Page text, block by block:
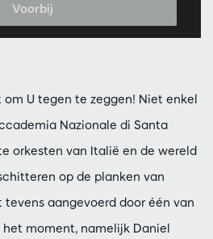
Voorbij
U tegen te zeggen! Niet enkel
Nazionale di Santa
orkesten van Italië en de wereld
op de planken van
tevens aangevoerd door één van
moment, namelijk Daniel